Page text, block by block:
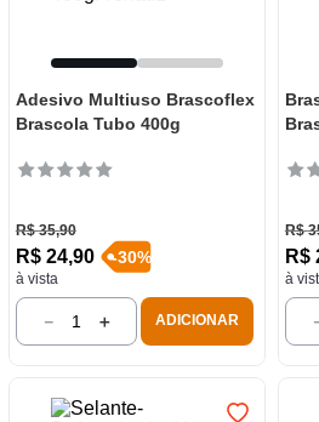
Adesivo Multiuso Brascoflex
Brascola Tubo 400g
R$ 35,90
R$ 24,90
à vista
-30%
＋
－ ADICIONAR
R$
R$
à